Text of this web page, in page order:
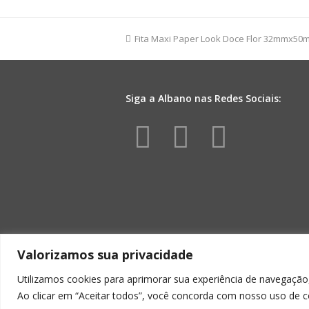
Valorizamos sua privacidade
Utilizamos cookies para aprimorar sua experiência de
Ao clicar em “Aceitar todos”, você concorda com nosso uso de
quantidade
previous
Fita Maxi Paper Look Doce Flor
Siga a Albano nas Redes Sociais:
Facebook